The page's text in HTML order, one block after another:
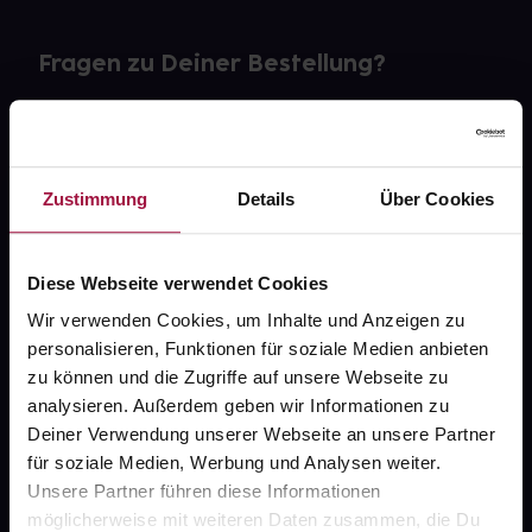
Zustimmung Details Über Cookies
Diese Webseite verwendet Cookies
Wir verwenden Cookies, um Inhalte und Anzeigen zu
personalisieren, Funktionen für soziale Medien anbieten
zu können und die Zugriffe auf unsere Webseite zu
analysieren. Außerdem geben wir Informationen zu
Deiner Verwendung unserer Webseite an unsere Partner
für soziale Medien, Werbung und Analysen weiter.
Unsere Partner führen diese Informationen
möglicherweise mit weiteren Daten zusammen, die Du
Fragen zu Deiner Bestellung?
gesund.de
Über uns
Karriere
Newsletter